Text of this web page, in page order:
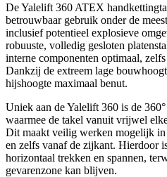
De Yalelift 360 ATEX
betrouwbaar gebruik onder de
inclusief potentieel explosieve
robuuste, volledig gesloten
interne componenten optimaal,
Dankzij de extreem lage
hijshoogte maximaal benut.
Uniek aan de Yalelift 360 is de
waarmee de takel vanuit vrijwel
Dit maakt veilig werken mogelijk in
en zelfs vanaf de zijkant. Hierdoor
horizontaal trekken en spannen,
gevarenzone kan blijven.